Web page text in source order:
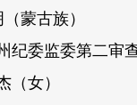
蒙古族）
纪委监委第二审
（女）